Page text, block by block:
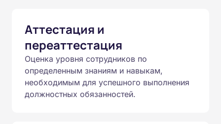
Аттестация и
переаттестация
Оценка уровня сотрудников по
определенным знаниям и навыкам,
необходимым для успешного выполнения
должностных обязанностей.